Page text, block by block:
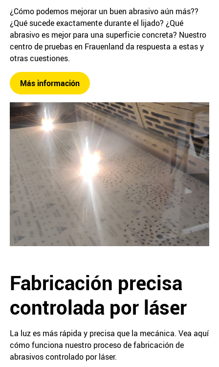
¿Cómo podemos mejorar un buen abrasivo aún más??
¿Qué sucede exactamente durante el lijado? ¿Qué
abrasivo es mejor para una superficie concreta? Nuestro
centro de pruebas en Frauenland da respuesta a estas y
otras cuestiones.
Más información
Fabricación precisa
controlada por láser
La luz es más rápida y precisa que la mecánica. Vea aquí
cómo funciona nuestro proceso de fabricación de
abrasivos controlado por láser.